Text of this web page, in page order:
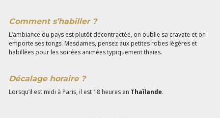
Comment s’habiller ?
L’ambiance du pays est plutôt décontractée, on oublie sa cravate et on
emporte ses tongs. Mesdames, pensez aux petites robes légères et
habillées pour les soirées animées typiquement thaïes.
Décalage horaire ?
Lorsqu’il est midi à Paris, il est 18 heures en Thaïlande.